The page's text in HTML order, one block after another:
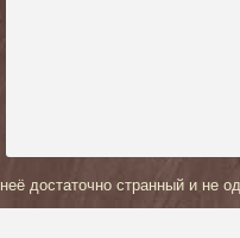
достаточно странный и не